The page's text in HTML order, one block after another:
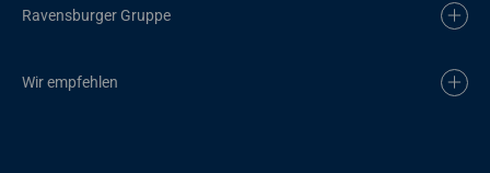
Ravensburger Gruppe
Wir empfehlen